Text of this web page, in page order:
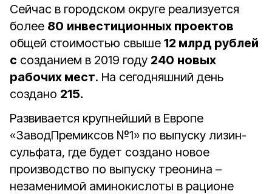
Сейчас в городском округе реализуется
более 80 инвестиционных проектов
общей стоимостью свыше 12 млрд рублей
с созданием в 2019 году 240 новых
рабочих мест. На сегодняшний день
создано 215.
Развивается крупнейший в Европе
«ЗаводПремиксов №1» по выпуску лизин-
сульфата, где будет создано новое
производство по выпуску треонина –
незаменимой аминокислоты в рационе